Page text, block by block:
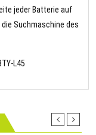
jeder Batterie auf
Suchmaschine des
L45